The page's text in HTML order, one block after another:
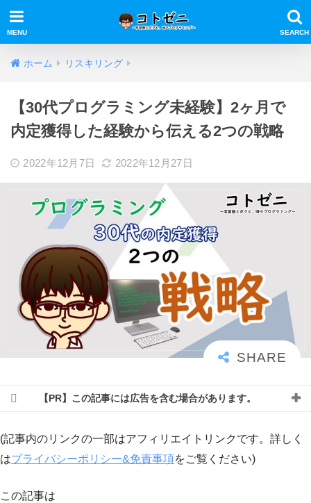
ホーム リスキリング
【30代プログラミング未経験】2ヶ月で
内定獲得した経験から伝える2つの戦略
2022年12月7日 2022年12月27日
【PR】この記事には広告を含む場合があります。
(記事内のリンクの一部はアフィリエイトリンクです。詳しく
はプライバシーポリシー&免責事項をご覧ください)
この記事は